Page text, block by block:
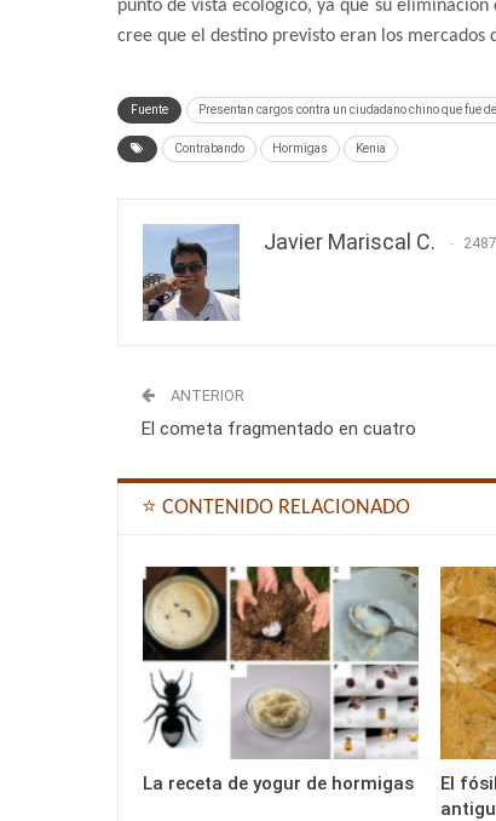
punto de vista ecológico, ya que su
cree que el destino previsto eran los mercados
Fuente Presentan cargos contra un ciudadano chino que fue
Contrabando Hormigas Kenia
Javier Mariscal C.
ANTERIOR
El cometa fragmentado en cuatro
⭐ CONTENIDO RELACIONADO
La receta de yogur de hormigas
El